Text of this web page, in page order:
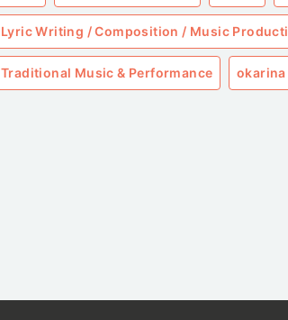
Lyric Writing / Composition / Music
Traditional Music & Performance okarina